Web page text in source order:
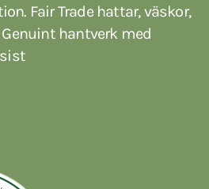
Fair Trade hattar, väskor,
hantverk med